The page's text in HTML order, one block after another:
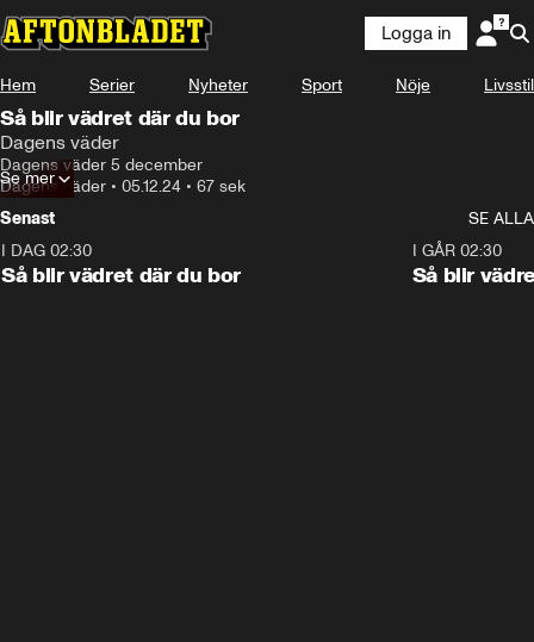
Logga in
Hem Serier Nyheter Sport Nöje Livsstil
Så blir vädret där du bor
Dagens väder
Dagens väder 5 december
Dagens väder • 05.12.24 • 67 sek
Se mer
Senast
SE ALLA
I DAG 02:30
Så blir vädret där du bor
I GÅR 02:30
Så blir